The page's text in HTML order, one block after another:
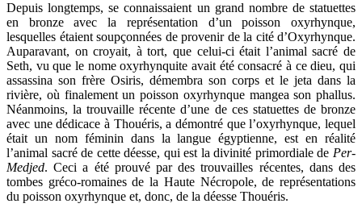
Depuis longtemps, se connaissaient un grand nombre de statuettes
en bronze avec la représentation d’un poisson oxyrhynque,
lesquelles étaient soupçonnées de provenir de la cité d’Oxyrhynque.
Auparavant, on croyait, à tort, que celui-ci était l’animal sacré de
Seth, vu que le nome oxyrhynquite avait été consacré à ce dieu, qui
assassina son frère Osiris, démembra son corps et le jeta dans la
rivière, où finalement un poisson oxyrhynque mangea son phallus.
Néanmoins, la trouvaille récente d’une de ces statuettes de bronze
avec une dédicace à Thouéris, a démontré que l’oxyrhynque, lequel
était un nom féminin dans la langue égyptienne, est en réalité
l’animal sacré de cette déesse, qui est la divinité primordiale de Per-
Medjed. Ceci a été prouvé par des trouvailles récentes, dans des
tombes gréco-romaines de la Haute Nécropole, de représentations
du poisson oxyrhynque et, donc, de la déesse Thouéris.